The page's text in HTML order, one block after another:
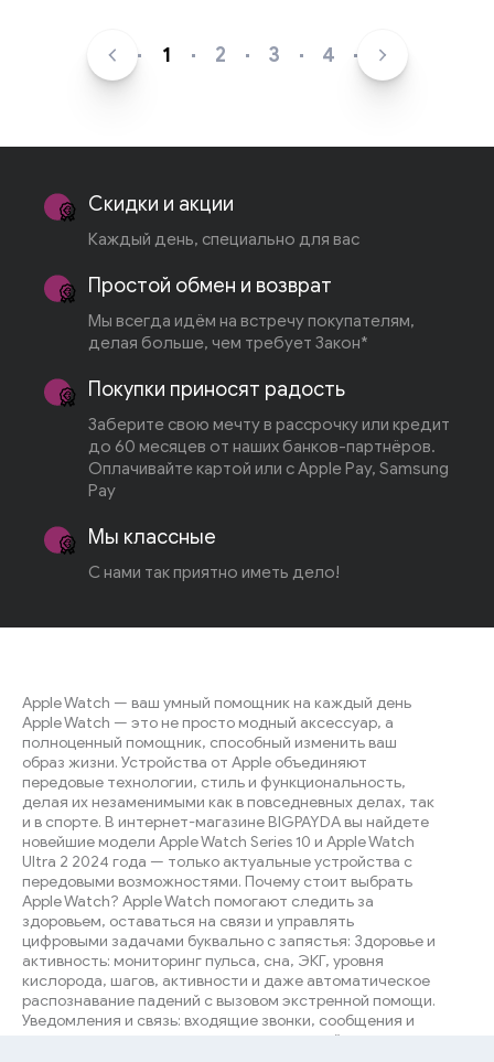
1 2 3 4
Скидки и акции
Каждый день, специально для вас
Простой обмен и возврат
Мы всегда идём на встречу покупателям,
делая больше, чем требует Закон*
Покупки приносят радость
Заберите свою мечту в рассрочку или кредит
до 60 месяцев от наших банков-партнёров.
Оплачивайте картой или с Apple Pay, Samsung
Pay
Мы классные
С нами так приятно иметь дело!
Apple Watch — ваш умный помощник на каждый день
Apple Watch — это не просто модный аксессуар, а
полноценный помощник, способный изменить ваш
образ жизни. Устройства от Apple объединяют
передовые технологии, стиль и функциональность,
делая их незаменимыми как в повседневных делах, так
и в спорте. В интернет-магазине BIGPAYDA вы найдете
новейшие модели Apple Watch Series 10 и Apple Watch
Ultra 2 2024 года — только актуальные устройства с
передовыми возможностями. Почему стоит выбрать
Apple Watch? Apple Watch помогают следить за
здоровьем, оставаться на связи и управлять
цифровыми задачами буквально с запястья: Здоровье и
активность: мониторинг пульса, сна, ЭКГ, уровня
кислорода, шагов, активности и даже автоматическое
распознавание падений с вызовом экстренной помощи.
Уведомления и связь: входящие звонки, сообщения и
уведомления из мессенджеров и соцсетей — вы всегда